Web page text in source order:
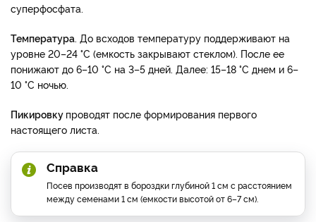
суперфосфата.
Температура . До всходов температуру поддерживают на
уровне 20–24 °С (емкость закрывают стеклом). После ее
понижают до 6–10 °С на 3–5 дней. Далее: 15–18 °С днем и 6–
10 °С ночью.
Пикировку проводят после формирования первого
настоящего листа.
Справка
Посев производят в бороздки глубиной 1 см с расстоянием
между семенами 1 см (емкости высотой от 6–7 см).